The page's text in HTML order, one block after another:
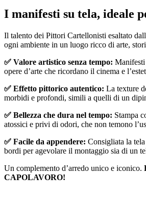
I manifesti su tela, ideale
Il talento dei Pittori Cartellonisti esaltato
ogni ambiente in un luogo ricco di arte,
✅ Valore artistico senza tempo:
opere d’arte che ricordano il cinema e
✅ Effetto pittorico autentico: La texture
morbidi e profondi, simili a quelli di un
✅ Bellezza che dura nel tempo: Stampa
atossici e privi di odori, che non temono
✅ Facile da appendere: Consigliata la
bordi per agevolare il montaggio sia di un
Un complemento d’arredo unico e iconico.
CAPOLAVORO!